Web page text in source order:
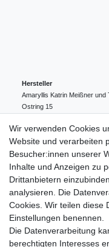
Hersteller
Amaryllis Katrin Meißner und
Ostring 15
004943548099856
amaryllis-eckernfoerde@t-
EU-Verantwortlicher
Amaryllis Katrin Meißner und
Ostring
15
004943548099856
amaryllis-eckernfoerde@t-
Wir verwenden Cookies
Website und verarbeiten
Besucher:innen unserer
Inhalte und Anzeigen zu
Drittanbietern
analysieren. Die
Cookies. Wir teilen diese
Einstellungen benennen.
Die Datenverarbeitung
berechtigten Interesses